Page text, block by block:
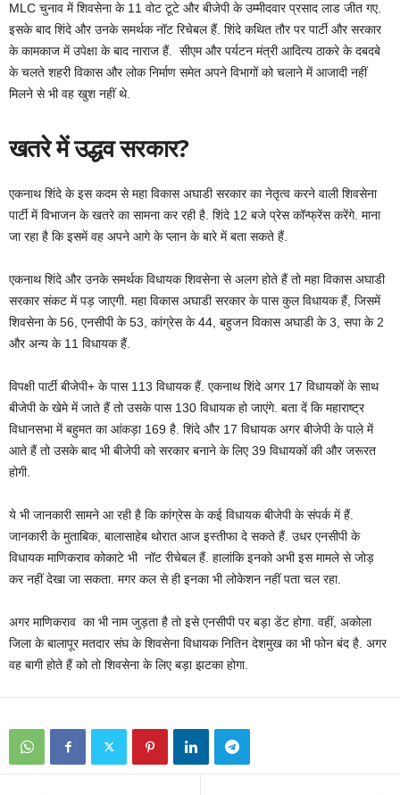
MLC चुनाव में शिवसेना के 11 वोट टूटे और बीजेपी के उम्मीदवार प्रसाद लाड जीत गए.
इसके बाद शिंदे और उनके समर्थक नॉट रिचेबल हैं. शिंदे कथित तौर पर पार्टी और सरकार
के कामकाज में उपेक्षा के बाद नाराज हैं. सीएम और पर्यटन मंत्री आदित्य ठाकरे के दबदबे
के चलते शहरी विकास और लोक निर्माण समेत अपने विभागों को चलाने में आजादी नहीं
मिलने से भी वह खुश नहीं थे.
खतरे में उद्धव सरकार?
एकनाथ शिंदे के इस कदम से महा विकास अघाडी सरकार का नेतृत्व करने वाली शिवसेना
पार्टी में विभाजन के खतरे का सामना कर रही है. शिंदे 12 बजे प्रेस कॉन्फ्रेंस करेंगे. माना
जा रहा है कि इसमें वह अपने आगे के प्लान के बारे में बता सकते हैं.
एकनाथ शिंदे और उनके समर्थक विधायक शिवसेना से अलग होते हैं तो महा विकास अघाडी
सरकार संकट में पड़ जाएगी. महा विकास अघाडी सरकार के पास कुल विधायक हैं, जिसमें
शिवसेना के 56, एनसीपी के 53, कांग्रेस के 44, बहुजन विकास अघाडी के 3, सपा के 2
और अन्य के 11 विधायक हैं.
विपक्षी पार्टी बीजेपी+ के पास 113 विधायक हैं. एकनाथ शिंदे अगर 17 विधायकों के साथ
बीजेपी के खेमे में जाते हैं तो उसके पास 130 विधायक हो जाएंगे. बता दें कि महाराष्ट्र
विधानसभा में बहुमत का आंकड़ा 169 है. शिंदे और 17 विधायक अगर बीजेपी के पाले में
आते हैं तो उसके बाद भी बीजेपी को सरकार बनाने के लिए 39 विधायकों की और जरूरत
होगी.
ये भी जानकारी सामने आ रही है कि कांग्रेस के कई विधायक बीजेपी के संपर्क में हैं.
जानकारी के मुताबिक, बालासाहेब थोरात आज इस्तीफा दे सकते हैं. उधर एनसीपी के
विधायक माणिकराव कोकाटे भी नॉट रीचेबल हैं. हालांकि इनको अभी इस मामले से जोड़
कर नहीं देखा जा सकता. मगर कल से ही इनका भी लोकेशन नहीं पता चल रहा.
अगर माणिकराव का भी नाम जुड़ता है तो इसे एनसीपी पर बड़ा डेंट होगा. वहीं, अकोला
जिला के बालापूर मतदार संघ के शिवसेना विधायक नितिन देशमुख का भी फोन बंद है. अगर
वह बागी होते हैं को तो शिवसेना के लिए बड़ा झटका होगा.